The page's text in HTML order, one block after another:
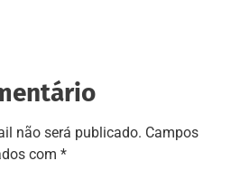
não será publicado. Campos
com *